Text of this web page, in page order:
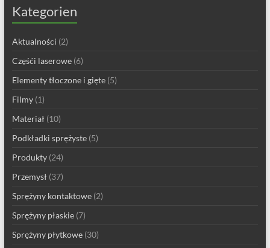
Kategorien
Aktualności (2)
Częśći laserowe(6)
Elementy tłoczone i gięte(5)
Filmy(1)
Materiał (10)
Podkładki sprężyste(5)
Produkty(24)
Przemysł (37)
Sprężyny kontaktowe(2)
Sprężyny płaskie(7)
Sprężyny płytkowe(30)